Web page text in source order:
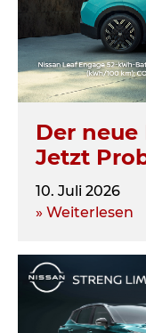
Der neue
Jetzt
10. Juli 2026
» Weiterlesen